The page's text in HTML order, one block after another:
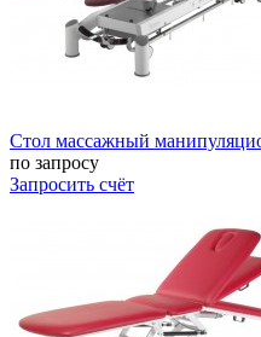
Стол массажный
по запросу
Запросить счёт